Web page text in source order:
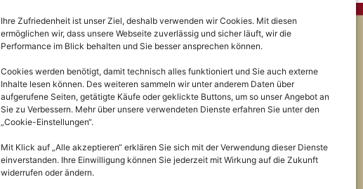
Ihre Zufriedenheit ist unser Ziel, deshalb verwenden wir Cookies. Mit diesen
ermöglichen wir, dass unsere Webseite zuverlässig und sicher läuft, wir die
Performance im Blick behalten und Sie besser ansprechen können.
Cookies werden benötigt, damit technisch alles funktioniert und Sie auch externe
Inhalte lesen können. Des weiteren sammeln wir unter anderem Daten über
aufgerufene Seiten, getätigte Käufe oder geklickte Buttons, um so unser Angebot an
Sie zu Verbessern. Mehr über unsere verwendeten Dienste erfahren Sie unter den
„Cookie-Einstellungen“.
Mit Klick auf „Alle akzeptieren“ erklären Sie sich mit der Verwendung dieser Dienste
einverstanden. Ihre Einwilligung können Sie jederzeit mit Wirkung auf die Zukunft
widerrufen oder ändern.
Impressum
Datenschutz
AGB